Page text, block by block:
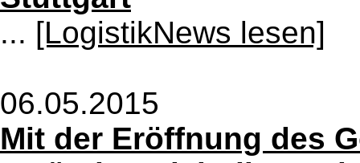
... [LogistikNews lesen]
06.05.2015
Mit der Eröffnung des